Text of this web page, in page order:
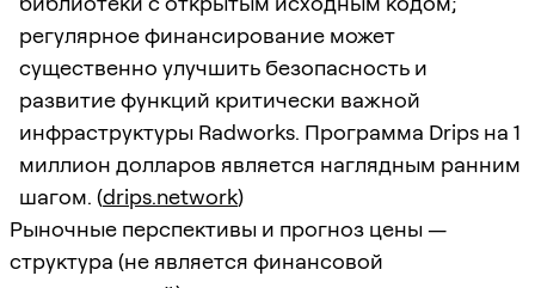
регулярное финансирование может
существенно улучшить безопасность и
развитие функций критически важной
инфраструктуры Radworks. Программа Drips на 1
миллион долларов является наглядным ранним
шагом. (drips.network)
Рыночные перспективы и прогноз цены —
структура (не является финансовой